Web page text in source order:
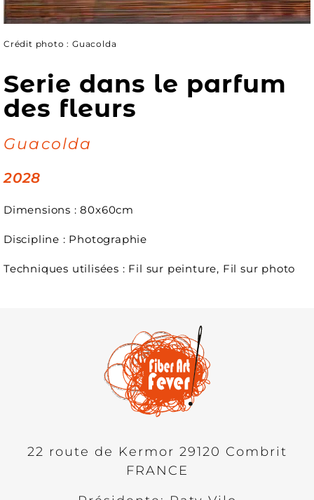
Crédit photo : Guacolda
Serie dans le parfum
des fleurs
Guacolda
2028
Dimensions : 80x60cm
Discipline : Photographie
Techniques utilisées : Fil sur peinture, Fil sur photo
22 route de Kermor 29120 Combrit
FRANCE